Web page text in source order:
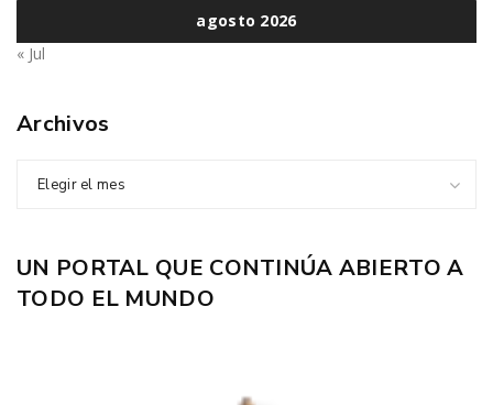
agosto 2026
« Jul
Archivos
Elegir el mes
UN PORTAL QUE CONTINÚA ABIERTO A
TODO EL MUNDO